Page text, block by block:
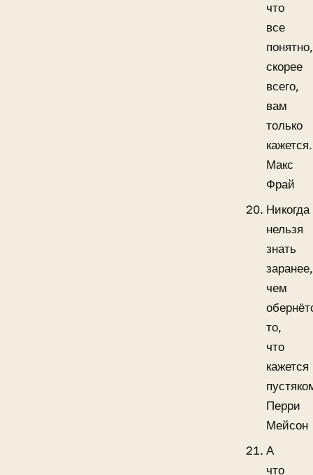
что
все
понятно,
скорее
всего,
вам
только
кажется.
Макс
Фрай
Никогда
нельзя
знать
заранее,
чем
то,
что
кажется
Перри
Мейсон
А
что